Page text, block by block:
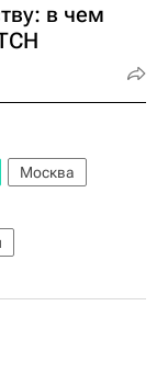
в чем
Москва